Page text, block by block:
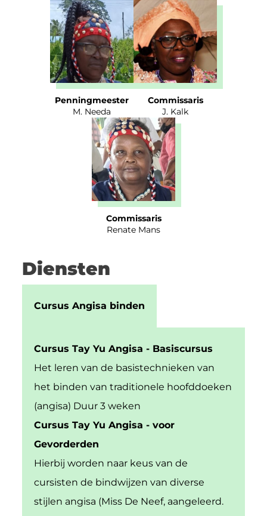
Penningmeester
M. Needa
Commissaris
J. Kalk
Commissaris
Renate Mans
Diensten
Cursus Angisa binden
Cursus Tay Yu Angisa - Basiscursus
Het leren van de basistechnieken van
het binden van traditionele hoofddoeken
(angisa) Duur 3 weken
Cursus Tay Yu Angisa - voor
Gevorderden
Hierbij worden naar keus van de
cursisten de bindwijzen van diverse
stijlen angisa (Miss De Neef, aangeleerd.